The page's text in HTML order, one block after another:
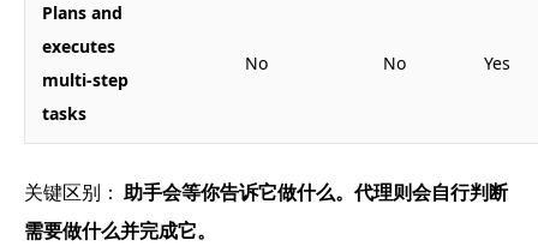
Plans and
executes
multi-step
tasks
No No Yes
关键区别： 助手会等你告诉它做什么。代理则会自行判断
需要做什么并完成它。